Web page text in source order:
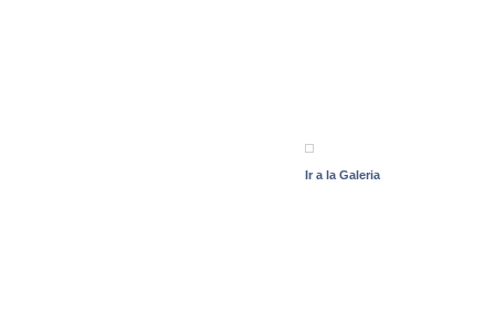
Ir a la Galeria